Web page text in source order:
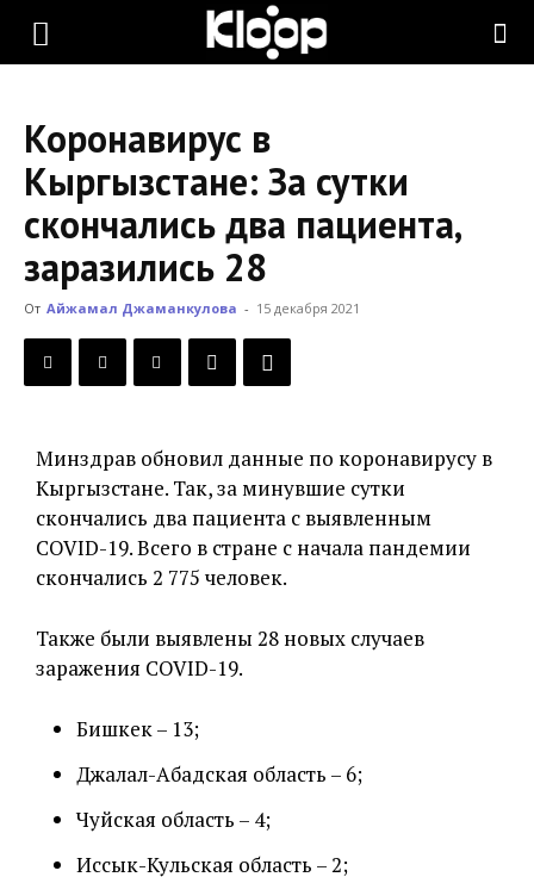
KLOOP.KG
Новости
Кыргызстана
Коронавирус в
Кыргызстане: За сутки
скончались два пациента,
заразились 28
От Айжамал Джаманкулова - 15 декабря 2021
Минздрав обновил данные по коронавирусу в
Кыргызстане. Так, за минувшие сутки
скончались два пациента с выявленным
COVID-19. Всего в стране с начала пандемии
скончались 2 775 человек.
Также были выявлены 28 новых случаев
заражения COVID-19.
Бишкек – 13;
Джалал-Абадская область – 6;
Чуйская область – 4;
Иссык-Кульская область – 2;